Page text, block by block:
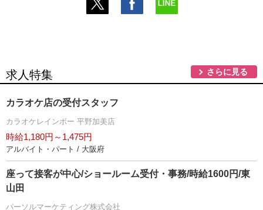
求人特集 さらに見る
カラオケ店の受付スタッフ
カラオケレインボー 平野加美店
時給1,180円～1,475円
アルバイト・パート / 大阪府
座って接客が中心/ショールーム受付・事務/時給1600円/東
山田
パーソルマーケティング株式会社